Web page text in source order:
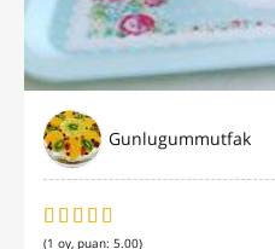
Gunlugummutfak
(1 oy, puan: 5.00)